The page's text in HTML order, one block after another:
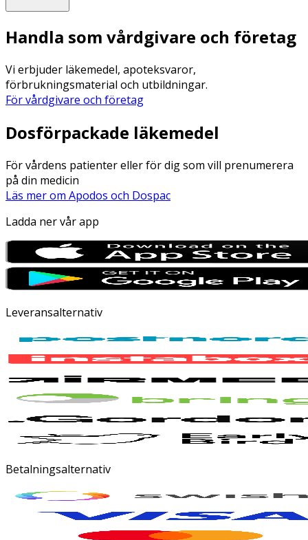
Handla som vårdgivare och företag
Vi erbjuder läkemedel, apoteksvaror,
förbrukningsmaterial och utbildningar.
För vårdgivare och företag
Dosförpackade läkemedel
För vårdens patienter eller för dig som vill prenumerera
på din medicin
Läs mer om Apodos och Dospac
Ladda ner vår app
Leveransalternativ
Betalningsalternativ